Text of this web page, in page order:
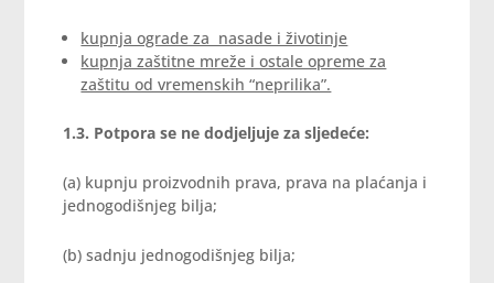
kupnja ograde za nasade i životinje
kupnja zaštitne mreže i ostale opreme za
zaštitu od vremenskih “neprilika”.
1.3. Potpora se ne dodjeljuje za sljedeće:
(a) kupnju proizvodnih prava, prava na plaćanja i
jednogodišnjeg bilja;
(b) sadnju jednogodišnjeg bilja;